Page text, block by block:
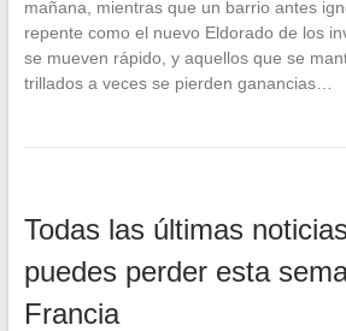
mañana, mientras que un barrio antes
repente como el nuevo Eldorado de los
se mueven rápido, y aquellos que se
trillados a veces se pierden ganancias…
Todas las últimas
puedes perder esta
Francia